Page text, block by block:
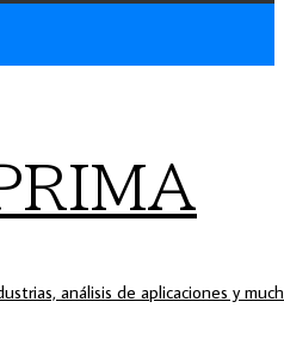
análisis de aplicaciones y